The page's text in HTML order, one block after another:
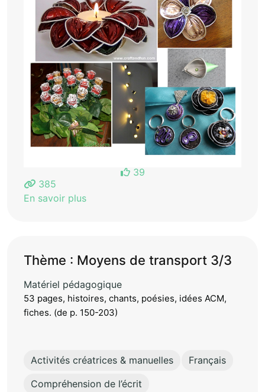
39
385
En savoir plus
Thème : Moyens de transport 3/3
Matériel pédagogique
53 pages, histoires, chants, poésies, idées ACM,
fiches. (de p. 150-203)
Activités créatrices & manuelles
Français
Compréhension de l’écrit